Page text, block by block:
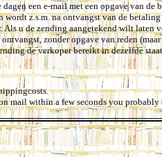
een e-mail met een opgave van de
z.s.m. na ontvangst van de
Als u de zending aangetekend wilt laten
zonder opgave van reden
de verkoper bereikt in dezelfde
mail within a few seconds you probably